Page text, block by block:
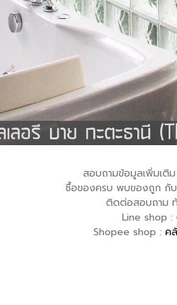
สอบถามข้อมูลเพิ่มเติม
ซื้อของครบ พบของถูก กับ
ติดต่อสอบถาม
Line shop :
Shopee shop : ค